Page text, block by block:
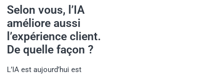
Selon vous, l’IA
améliore aussi
l’expérience client.
De quelle façon ?
L’IA est aujourd’hui est